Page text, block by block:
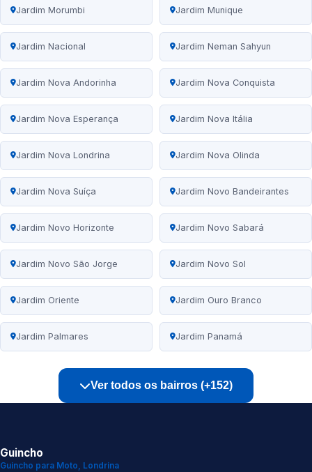
Jardim Morumbi Jardim Munique
Jardim Nacional Jardim Neman Sahyun
Jardim Nova Andorinha Jardim Nova Conquista
Jardim Nova Esperança Jardim Nova Itália
Jardim Nova Londrina Jardim Nova Olinda
Jardim Nova Suíça Jardim Novo Bandeirantes
Jardim Novo Horizonte Jardim Novo Sabará
Jardim Novo São Jorge Jardim Novo Sol
Jardim Oriente Jardim Ouro Branco
Jardim Palmares Jardim Panamá
Ver todos os bairros (+152)
Guincho
Guincho para Moto, Londrina